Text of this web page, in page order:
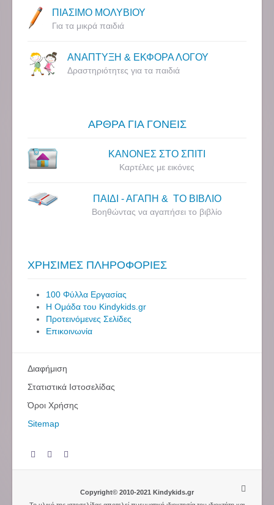
ΠΙΑΣΙΜΟ ΜΟΛΥΒΙΟΥ
Για τα μικρά παιδιά
ΑΝΑΠΤΥΞΗ & ΕΚΦΟΡΑ ΛΟΓΟΥ
Δραστηριότητες για τα παιδιά
ΑΡΘΡΑ ΓΙΑ ΓΟΝΕΙΣ
ΚΑΝΟΝΕΣ ΣΤΟ ΣΠΙΤΙ
Καρτέλες με εικόνες
ΠΑΙΔΙ - ΑΓΑΠΗ & ΤΟ ΒΙΒΛΙΟ
Βοηθώντας να αγαπήσει το βιβλίο
ΧΡΗΣΙΜΕΣ ΠΛΗΡΟΦΟΡΙΕΣ
100 Φύλλα Εργασίας
Η Ομάδα του Kindykids.gr
Προτεινόμενες Σελίδες
Επικοινωνία
Διαφήμιση
Στατιστικά Ιστοσελίδας
Όροι Χρήσης
Sitemap
Copyright© 2010-2021 Kindykids.gr